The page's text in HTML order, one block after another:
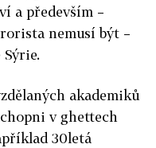
a především –
nemusí být –
akademiků
v ghettech
30letá